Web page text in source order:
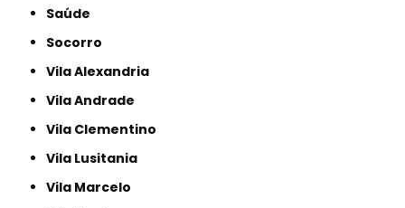
Saúde
Socorro
Vila Alexandria
Vila Andrade
Vila Clementino
Vila Lusitania
Vila Marcelo